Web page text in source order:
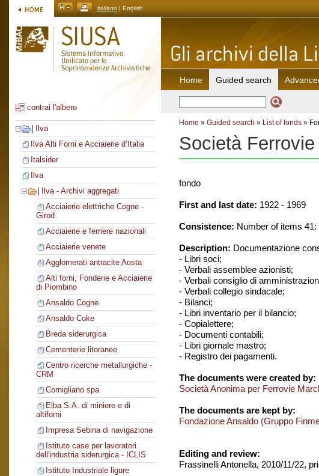
italiano | English
contrai l'albero
Ilva
Ilva Alti Forni e Acciaierie d’Italia
Italsider
Ilva
Ilva - Archivi aggregati
Acciaierie elettriche Cogne -
Girod
Acciaierie e ferriere nazionali
Acciaierie venete
Agglomerati antracite Aosta
Alti forni, Fonderie e Acciaierie
di Piombino
Ansaldo Cogne
Ansaldo Coke
Breda siderurgica
Cementerie litoranee
Centro ricerche metallurgiche -
CRM
Cornigliano spa
Elba S.A. di miniere e di
altiforni
Impresa Sebina di navigazione
Istituto case per lavoratori
dell'industria siderurgica - ICLIS
Istituto Industriale ligure
Home Guided search
Home » Guided search » List of fonds »
Società
fondo
First and last date: 1922 - 1969
Consistence: Number of items 41:
Description: Documentazione
- Libri soci;
- Verbali assemblee azionisti;
- Verbali consiglio di
- Verbali collegio sindacale;
- Bilanci;
- Libri inventario per il bilancio;
- Copialettere;
- Documenti contabili;
- Libri giornale mastro;
- Registro dei pagamenti.
The documents were created by:
Società Anonima per Ferrovie
The documents are kept by:
Fondazione Ansaldo (Gruppo
Editing and review:
Frassinelli Antonella, 2010/11/22,